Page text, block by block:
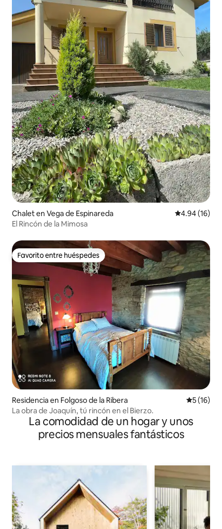
Chalet en Vega de Espinareda Calificación
4.94 (16)
El Rincón de la Mimosa
Favorito entre huéspedes
Favorito entre huéspedes
Residencia en Folgoso de la Ribera
5 (16)
La obra de Joaquín, tú rincón en el Bierzo.
La comodidad de un hogar y unos
precios mensuales fantásticos